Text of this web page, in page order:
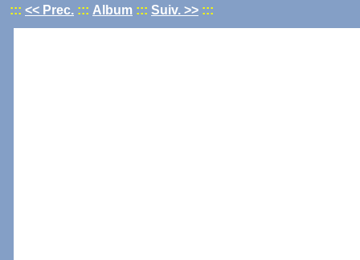
::: << Prec. ::: Album ::: Suiv. >> :::